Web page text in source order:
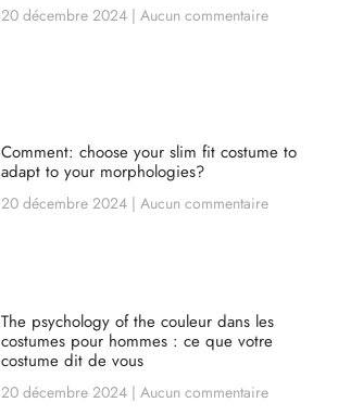
20 décembre 2024 Aucun commentaire
Comment: choose your slim fit costume to
adapt to your morphologies?
20 décembre 2024 Aucun commentaire
The psychology of the couleur dans les
costumes pour hommes : ce que votre
costume dit de vous
20 décembre 2024 Aucun commentaire